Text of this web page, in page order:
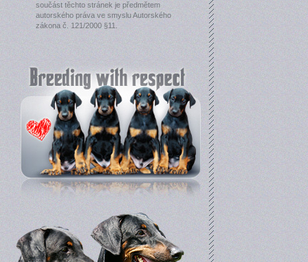
součást těchto stránek je předmětem
autorského práva ve smyslu Autorského
zákona č. 121/2000 §11.